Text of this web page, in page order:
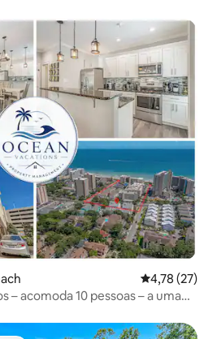
4,78 de uma
4,78 (27)
– acomoda 10 pessoas – a uma